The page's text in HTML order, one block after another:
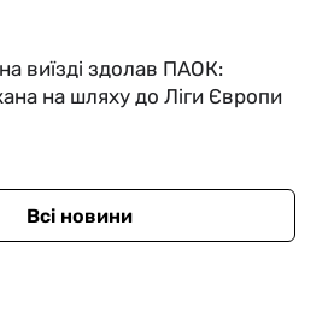
виїзді здолав ПАОК:
на шляху до Ліги Європи
Всі новини